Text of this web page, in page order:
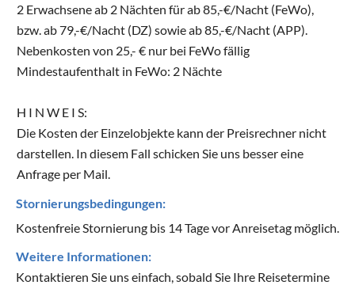
2 Erwachsene ab 2 Nächten für ab 85,-€/Nacht (FeWo),
bzw. ab 79,-€/Nacht (DZ) sowie ab 85,-€/Nacht (APP).
Nebenkosten von 25,- € nur bei FeWo fällig
Mindestaufenthalt in FeWo: 2 Nächte
H I N W E I S:
Die Kosten der Einzelobjekte kann der Preisrechner nicht
darstellen. In diesem Fall schicken Sie uns besser eine
Anfrage per Mail.
Stornierungsbedingungen:
Kostenfreie Stornierung bis 14 Tage vor Anreisetag möglich.
Weitere Informationen:
Kontaktieren Sie uns einfach, sobald Sie Ihre Reisetermine